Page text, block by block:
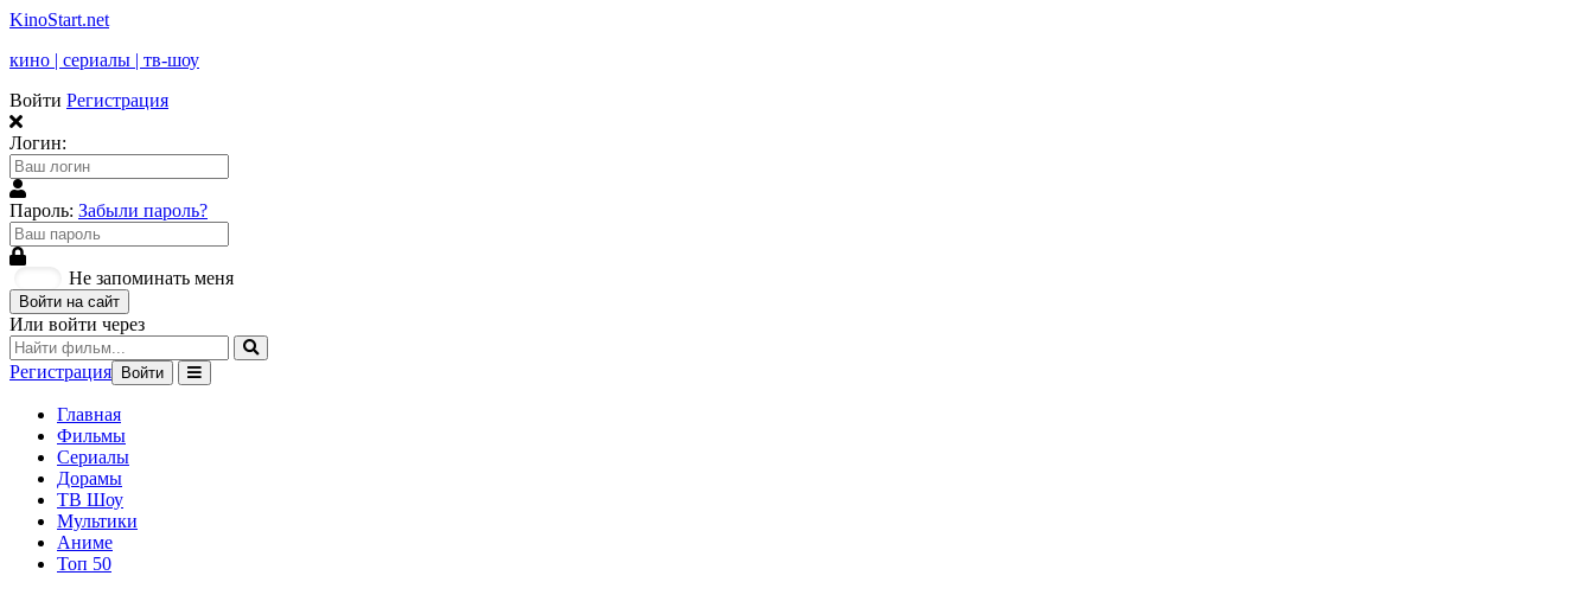
KinoStart.net
кино | сериалы | тв-шоу
Войти Регистрация
Логин:
Пароль: Забыли пароль?
Не запоминать меня
Войти на сайт
Или войти через
Регистрация Войти
Главная
Фильмы
Сериалы
Дорамы
ТВ Шоу
Мультики
Аниме
Топ 50